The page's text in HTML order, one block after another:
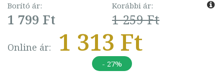
Borító ár:
1 799 Ft
Korábbi ár:
1 259 Ft
Online ár: 1 313 Ft
- 27%